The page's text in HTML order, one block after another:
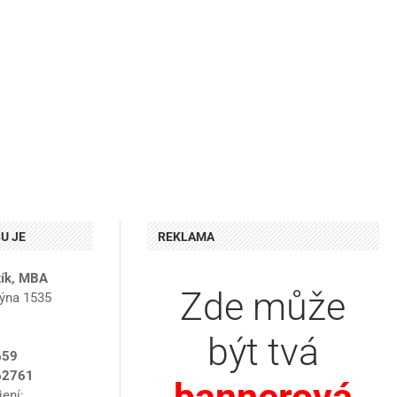
JE
MBA
1535
REKLAMA
Zde může
být tvá